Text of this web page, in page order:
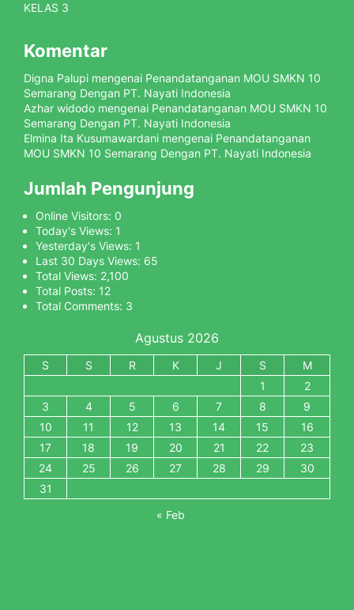
KELAS 3
Komentar
Digna Palupi mengenai Penandatanganan MOU SMKN 10
Semarang Dengan PT. Nayati Indonesia
Azhar widodo mengenai Penandatanganan MOU SMKN 10
Semarang Dengan PT. Nayati Indonesia
Elmina Ita Kusumawardani mengenai Penandatanganan
MOU SMKN 10 Semarang Dengan PT. Nayati Indonesia
Jumlah Pengunjung
Online Visitors: 0
Today's Views: 1
Yesterday's Views: 1
Last 30 Days Views: 65
Total Views: 2,100
Total Posts: 12
Total Comments: 3
Agustus 2026
S S R K J S
M
1
2
3
4 5 6 7 8
9
10
11 12 13 14 15
16
17
18 19 20 21 22
23
24
25 26 27 28 29
30
31
« Feb